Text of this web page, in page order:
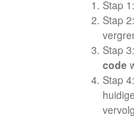
Stap
Stap
Stap
code
Stap
huidige